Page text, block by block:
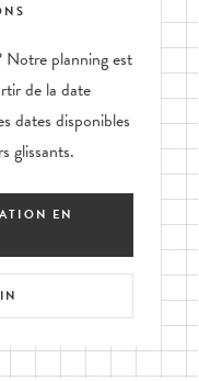
Notre planning est
de la date
dates disponibles
glissants.
EN